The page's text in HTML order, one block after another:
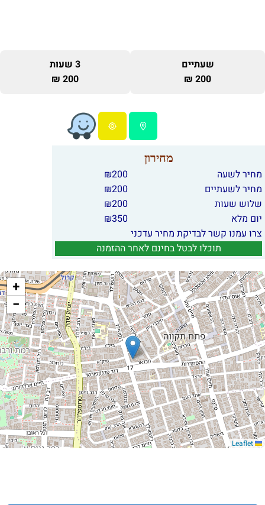
שעתיים
200 ₪
3 שעות
200 ₪
מחירון
מחיר לשעה 200
₪
מחיר לשעתיים
200
₪
שלוש שעות
200
₪
יום מלא
350
₪
צרו עמנו קשר לבדיקת מחיר עדכני
תוכלו לבטל בחינם לאחר ההזמנה
+
−